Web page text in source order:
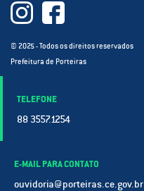
© 2025 - Todos os direitos reservados
Prefeitura de Porteiras
TELEFONE
88 3557.1254
E-MAIL PARA CONTATO
ouvidoria@porteiras.ce.gov.br